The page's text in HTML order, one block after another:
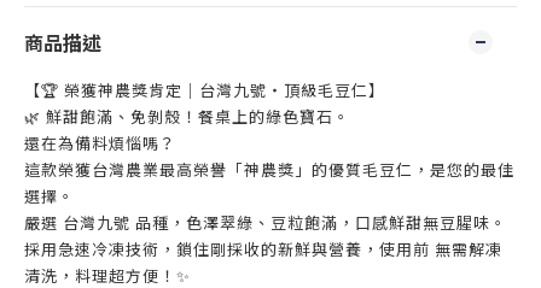
商品描述
【🏆 榮獲神農獎肯定｜台灣九號・頂級毛豆仁】
🌿 鮮甜飽滿、免剝殼！餐桌上的綠色寶石。
還在為備料煩惱嗎？
這款榮獲台灣農業最高榮譽「神農獎」的優質毛豆仁，是您的最佳
選擇。
嚴選 台灣九號 品種，色澤翠綠、豆粒飽滿，口感鮮甜無豆腥味。
採用急速冷凍技術，鎖住剛採收的新鮮與營養，使用前 無需解凍
清洗，料理超方便！✨